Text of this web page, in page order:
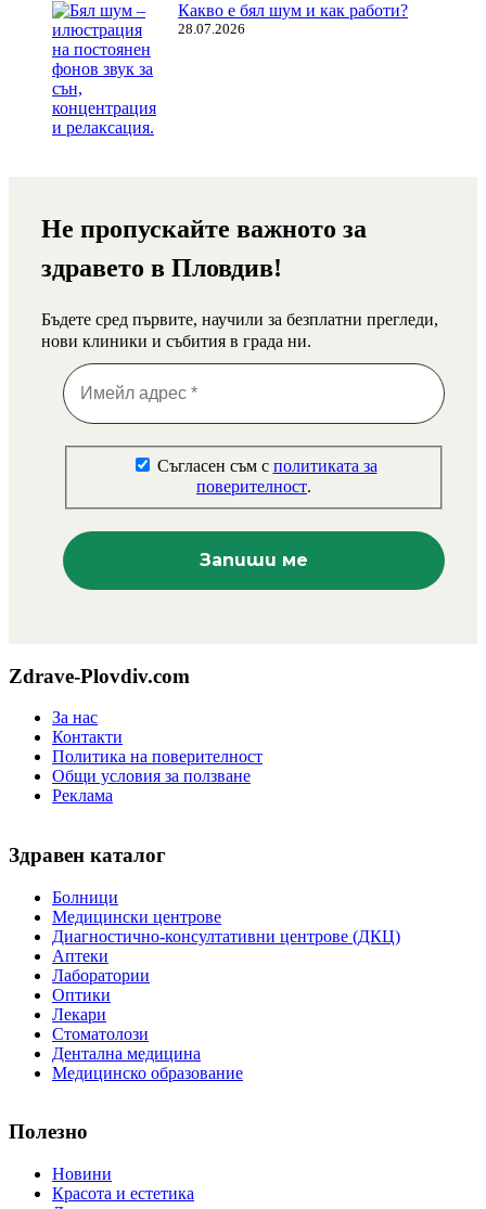
Какво е бял шум и как работи?
28.07.2026
Не пропускайте важното за
здравето в Пловдив!
Бъдете сред първите, научили за безплатни прегледи,
нови клиники и събития в града ни.
Съгласен съм с политиката за
поверителност.
Zdrave-Plovdiv.com
За нас
Контакти
Политика на поверителност
Общи условия за ползване
Реклама
Здравен каталог
Болници
Медицински центрове
Диагностично-консултативни центрове (ДКЦ)
Аптеки
Лаборатории
Оптики
Лекари
Стоматолози
Дентална медицина
Медицинско образование
Полезно
Новини
Красота и естетика